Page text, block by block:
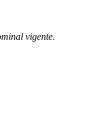
vigente.